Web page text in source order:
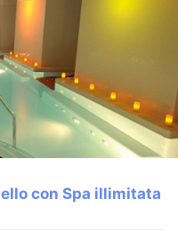
con Spa illimitata